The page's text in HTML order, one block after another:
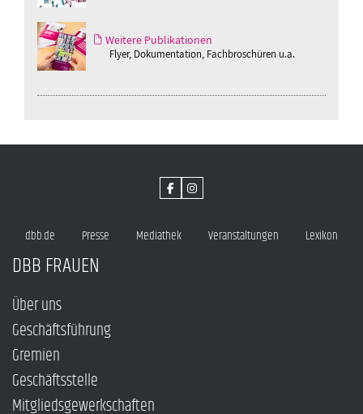
Weitere Publikationen
Flyer, Dokumentation, Fachbroschüren u.a.
dbb.de Presse Mediathek Veranstaltungen Lexikon
DBB FRAUEN
Über uns
Geschäftsführung
Gremien
Geschäftsstelle
Mitgliedsgewerkschaften